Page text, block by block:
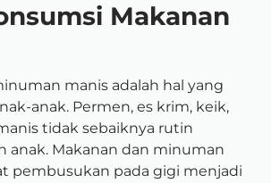
Makanan
manis adalah hal yang
anak. Permen, es krim, keik,
tidak sebaiknya rutin
anak. Makanan dan minuman
pembusukan pada gigi menjadi